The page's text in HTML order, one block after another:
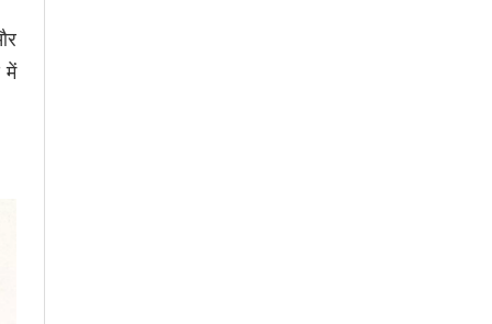
में